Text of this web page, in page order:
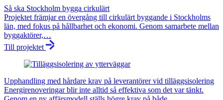
Så ska Stockholm bygga cirkulärt
Projektet främjar en övergång till cirkulärt byggande i Stockholms
län, med fokus på hållbarhet och ekonomi. Genom samarbete mellan
byggaktörer,…
Till projektet
Upphandling med hårdare krav på leverantörer vid tilläggsisolering
Energirenoveringar blir inte alltid så effektiva som det var tänkt.